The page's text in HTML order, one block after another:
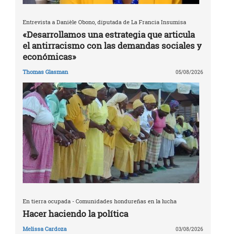
Entrevista a Danièle Obono, diputada de La Francia Insumisa
«Desarrollamos una estrategia que articula
el antirracismo con las demandas sociales y
económicas»
Thomas Glasman 05/08/2026
En tierra ocupada - Comunidades hondureñas en la lucha
Hacer haciendo la política
Melissa Cardoza 03/08/2026